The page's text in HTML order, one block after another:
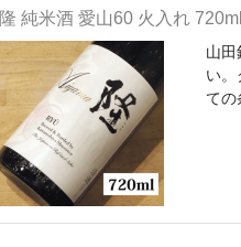
隆 純米酒 愛山60 火入れ 720ml
山田
い。
て